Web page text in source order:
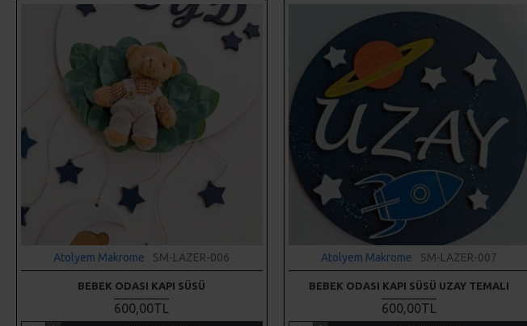
Atolyem Makrome SM-LAZER-006
BEBEK ODASI KAPI SÜSÜ
600,00TL
Atolyem Makrome SM-LAZER-007
BEBEK ODASI KAPI SÜSÜ UZAY TEMALI
600,00TL